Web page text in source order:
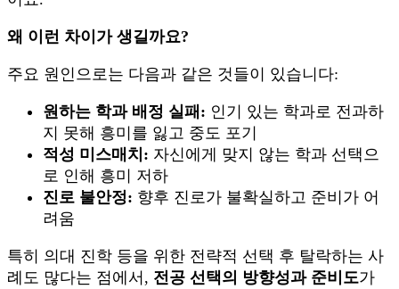
왜 이런 차이가 생길까요?
주요 원인으로는 다음과 같은 것들이 있습니다:
원하는 학과 배정 실패: 인기 있는 학과로 전과하
지 못해 흥미를 잃고 중도 포기
적성 미스매치: 자신에게 맞지 않는 학과 선택으
로 인해 흥미 저하
진로 불안정: 향후 진로가 불확실하고 준비가 어
려움
특히 의대 진학 등을 위한 전략적 선택 후 탈락하는 사
례도 많다는 점에서, 전공 선택의 방향성과 준비도가